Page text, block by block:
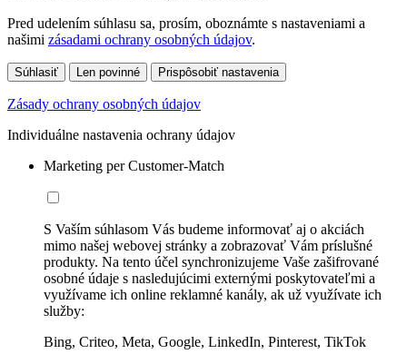
Pred udelením súhlasu sa, prosím, oboznámte s nastaveniami a
našimi zásadami ochrany osobných údajov.
Súhlasiť Len povinné Prispôsobiť nastavenia
Zásady ochrany osobných údajov
Individuálne nastavenia ochrany údajov
Marketing per Customer-Match
S Vaším súhlasom Vás budeme informovať aj o akciách
mimo našej webovej stránky a zobrazovať Vám príslušné
produkty. Na tento účel synchronizujeme Vaše zašifrované
osobné údaje s nasledujúcimi externými poskytovateľmi a
využívame ich online reklamné kanály, ak už využívate ich
služby:
Bing, Criteo, Meta, Google, LinkedIn, Pinterest, TikTok